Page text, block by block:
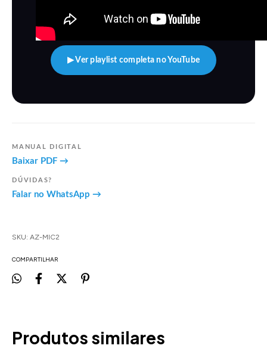
▶ Ver playlist completa no YouTube
MANUAL DIGITAL
Baixar PDF →
DÚVIDAS?
Falar no WhatsApp →
SKU: AZ-MIC2
COMPARTILHAR
Produtos similares